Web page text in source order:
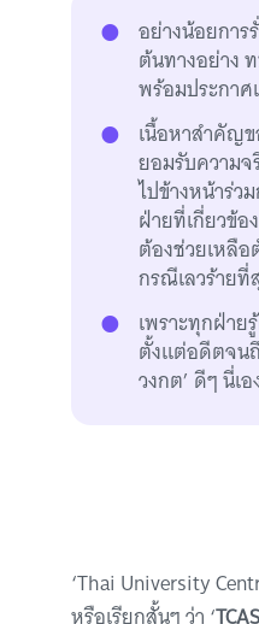
อย่างน้อยการ
ต้นทางอย่าง
พร้อมประกา
เนื้อหาสำคัญ
ยอมรับความ
ไปข้างหน้าร่ว
ฝ่ายที่เกี่ยวข้อ
ต้องช่วยเหลือ
กรณีเลวร้ายที่
เพราะทุกฝ่าย
ตั้งแต่อดีตจน
วงกต’ ดีๆ นี่เอ
‘Thai University